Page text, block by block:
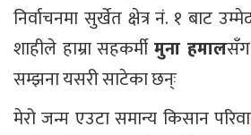
निर्वाचनमा सुर्खेत क्षेत्र नं. १ बाट
शाहीले हाम्रा सहकर्मीमुना हमाल
सम्झना यसरी साटेका छन्ः
मेरो जन्म एउटा समान्य किसान